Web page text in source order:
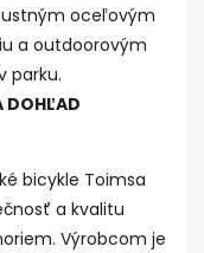
oceľovým
a outdoorovým
parku.
DOHĽAD
bicykle Toimsa
a kvalitu
Výrobcom je